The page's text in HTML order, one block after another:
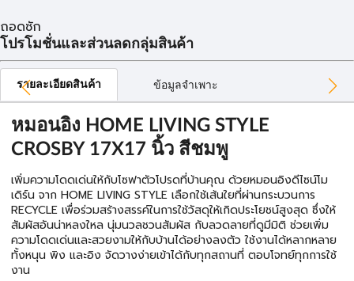
ถอดซัก
โปรโมชั่นและส่วนลดกลุ่มสินค้า
รายละเอียดสินค้า ข้อมูลจำเพาะ
หมอนอิง HOME LIVING STYLE
CROSBY 17X17 นิ้ว สีชมพู
เพิ่มความโดดเด่นให้กับโซฟาตัวโปรดที่บ้านคุณ ด้วยหมอนอิงดีไซน์โม
เดิร์น จาก HOME LIVING STYLE เลือกใช้เส้นใยที่ผ่านกระบวนการ
RECYCLE เพื่อร่วมสร้างสรรค์ในการใช้วัสดุให้เกิดประโยชน์สูงสุด ซึ่งให้
สัมผัสอันน่าหลงใหล นุ่มนวลชวนสัมผัส กับลวดลายที่ดูมีมิติ ช่วยเพิ่ม
ความโดดเด่นและสวยงามให้กับบ้านได้อย่างลงตัว ใช้งานได้หลากหลาย
ทั้งหนุน พิง และอิง จัดวางง่ายเข้าได้กับทุกสถานที่ ตอบโจทย์ทุกการใช้
งาน